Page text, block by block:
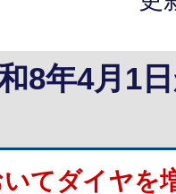
8年4月1
てダイヤを